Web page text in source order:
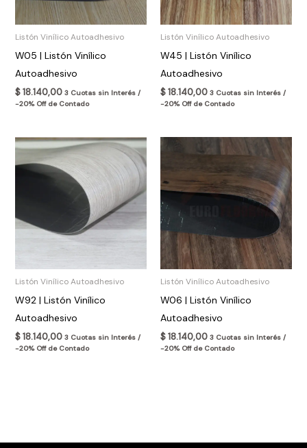
Listón Vinílico Autoadhesivo
W05 | Listón Vinílico
Autoadhesivo
$18.140,00 3 Cuotas sin Interés /
-20% Off de Contado
Listón Vinílico Autoadhesivo
W45 | Listón Vinílico
Autoadhesivo
$18.140,00 3 Cuotas sin Interés /
-20% Off de Contado
Listón Vinílico Autoadhesivo
W92 | Listón Vinílico
Autoadhesivo
$18.140,00 3 Cuotas sin Interés /
-20% Off de Contado
Listón Vinílico Autoadhesivo
W06 | Listón Vinílico
Autoadhesivo
$18.140,00 3 Cuotas sin Interés /
-20% Off de Contado